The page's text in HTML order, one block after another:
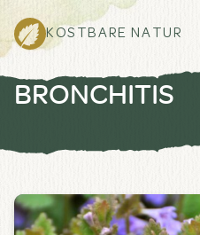
KOSTBARE NATUR
BRONCHITIS